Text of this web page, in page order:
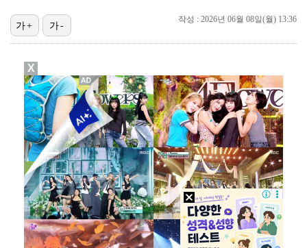
[ST포토] 도겸-민규-정한, '우리는 맨시티 팬'
'7번' 이강인, 한국 팬들 앞에서 AT마드리드 데뷔……
[ST포토] 제나, '경주공주'
[ST포토] 이강인, 경기서 만난 '2살 절친형' 돈나…
이강인 "한국 축구, 어려운 상황이지만…좋은 모습도 봐…
[ST포토] 리센느 메이, '안녕~'
작성 : 2026년 06월 08일(월) 13:36
가+ 가-
X